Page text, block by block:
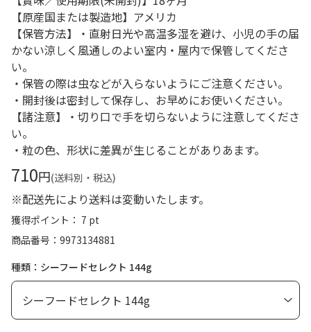
【原産国または製造地】アメリカ
【保管方法】・直射日光や高温多湿を避け、小児の手の届
かない涼しく風通しのよい室内・屋内で保管してくださ
い。
・保管の際は虫などが入らないようにご注意ください。
・開封後は密封して保存し、お早めにお使いください。
【諸注意】・切り口で手を切らないように注意してくださ
い。
・粒の色、形状に差異が生じることがありあます。
710円(送料別・税込)
※配送先により送料は変動いたします。
獲得ポイント： 7 pt
商品番号
9973134881
種類：シーフードセレクト 144g